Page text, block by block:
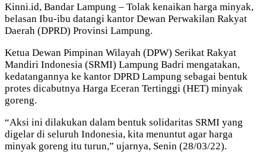
Kinni.id, Bandar Lampung – Tolak kenaikan harga minyak,
belasan Ibu-ibu datangi kantor Dewan Perwakilan Rakyat
Daerah (DPRD) Provinsi Lampung.
Ketua Dewan Pimpinan Wilayah (DPW) Serikat Rakyat
Mandiri Indonesia (SRMI) Lampung Badri mengatakan,
kedatangannya ke kantor DPRD Lampung sebagai bentuk
protes dicabutnya Harga Eceran Tertinggi (HET) minyak
goreng.
“Aksi ini dilakukan dalam bentuk solidaritas SRMI yang
digelar di seluruh Indonesia, kita menuntut agar harga
minyak goreng itu turun,” ujarnya, Senin (28/03/22).